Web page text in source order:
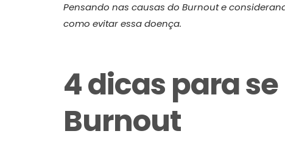
Pensando nas causas do Burnout e
como evitar essa doença.
4 dicas para
Burnout